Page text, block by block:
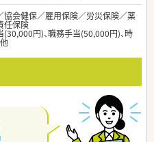
協会健保／雇用保険／労災保険／薬
任保険
円)、職務手当(50,000円)、時